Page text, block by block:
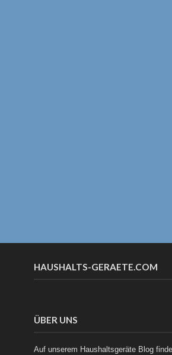
HAUSHALTS-GERAETE.COM
ÜBER UNS
Auf unserem Haushaltsgeräte Blog